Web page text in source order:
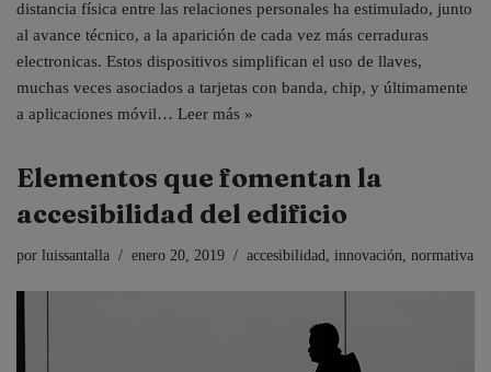
distancia física entre las relaciones personales ha estimulado, junto
al avance técnico, a la aparición de cada vez más cerraduras
electronicas. Estos dispositivos simplifican el uso de llaves,
muchas veces asociados a tarjetas con banda, chip, y últimamente
a aplicaciones móvil… Leer más »
Elementos que fomentan la
accesibilidad del edificio
por luissantalla enero 20, 2019 accesibilidad innovación normativa